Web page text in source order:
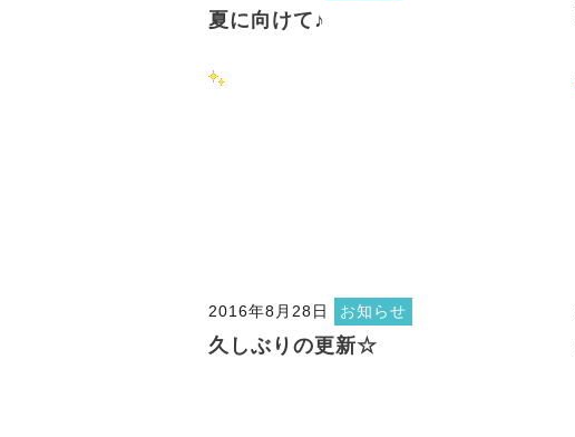
夏に向けて♪
2016年8月28日 お知らせ
久しぶりの更新☆